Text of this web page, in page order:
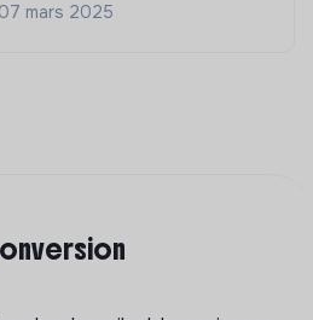
07 mars 2025